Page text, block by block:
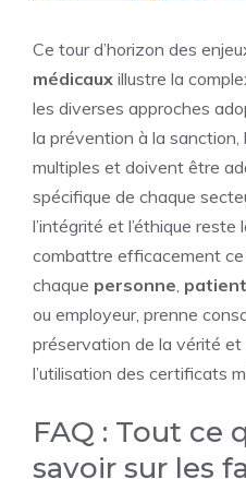
Ce tour d’horizon des
médicaux illustre la
les diverses approches
la prévention à la
multiples et doivent être
spécifique de chaque
l’intégrité et l’éthique reste
combattre efficacement
chaque personne, patient
ou employeur, prenne
préservation de la vérité et
l’utilisation des certificats
FAQ : Tout ce
savoir sur les